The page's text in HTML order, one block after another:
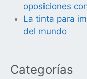
oposiciones
La tinta para
del mundo
Categorías